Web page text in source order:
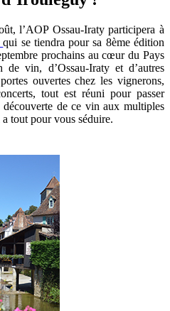
l’AOP Ossau-Iraty participera à
qui se tiendra pour sa 8ème édition
prochains au cœur du Pays
de vin, d’Ossau-Iraty et d’autres
ouvertes chez les vignerons,
tout est réuni pour passer
de ce vin aux multiples
tout pour vous séduire.